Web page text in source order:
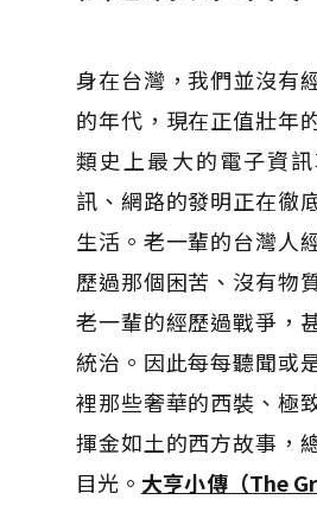
身在台灣，我們並沒有
的年代，現在正值壯年
類史上最大的電子資
訊、網路的發明正在徹
生活。老一輩的台灣人
歷過那個困苦、沒有物
老一輩的經歷過戰爭，
統治。因此每每聽聞或
裡那些奢華的西裝、極
揮金如土的西方故事，
目光。 大亨小傳（The